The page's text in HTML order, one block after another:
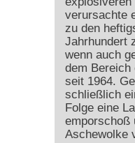
verursachte
zu den
Jahrhundert
wenn auch
dem Bereich
seit 1964.
schließlich
Folge eine
emporschoß
Aschewolke